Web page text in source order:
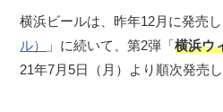
横浜ビールは、昨年12月に発売
ル）
」に続いて、第2弾「横浜ウ
21年7月5日（月）より順次発売し